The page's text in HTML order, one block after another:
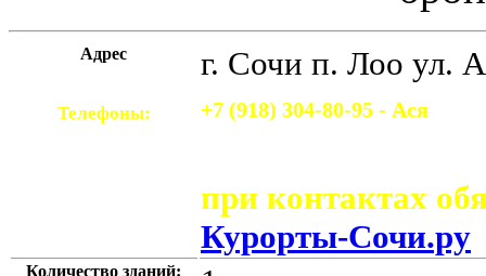
Адрес г. Сочи п. Лоо ул.
Телефоны: +7 (918) 304-80-95 - Ася
при контактах
Курорты-Сочи.ру
Количество зданий: